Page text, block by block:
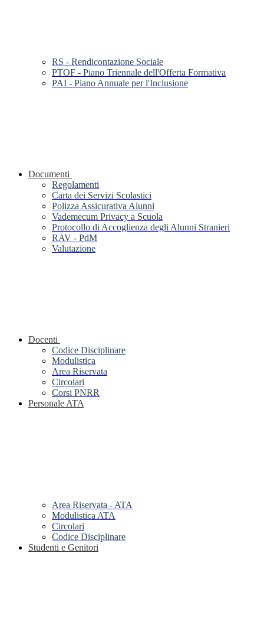
RS - Rendicontazione Sociale
PTOF - Piano Triennale dell'Offerta Formativa
PAI - Piano Annuale per l'Inclusione
Documenti
Regolamenti
Carta dei Servizi Scolastici
Polizza Assicurativa Alunni
Vademecum Privacy a Scuola
Protocollo di Accoglienza degli Alunni Stranieri
RAV - PdM
Valutazione
Docenti
Codice Disciplinare
Modulistica
Area Riservata
Circolari
Corsi PNRR
Personale ATA
Area Riservata - ATA
Modulistica ATA
Circolari
Codice Disciplinare
Studenti e Genitori